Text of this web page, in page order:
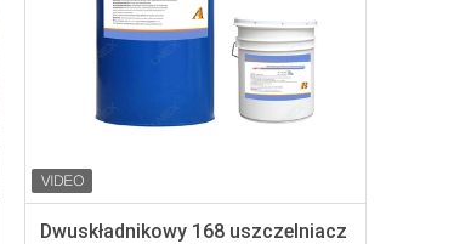
Dwuskładnikowy 168 uszczelniacz